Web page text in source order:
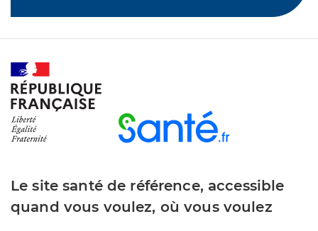
Le site santé de référence, accessible
quand vous voulez, où vous voulez